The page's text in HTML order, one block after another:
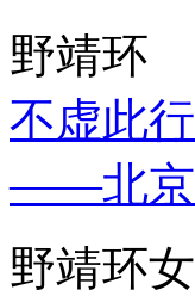
野靖环
不虚此行
——北京
野靖环